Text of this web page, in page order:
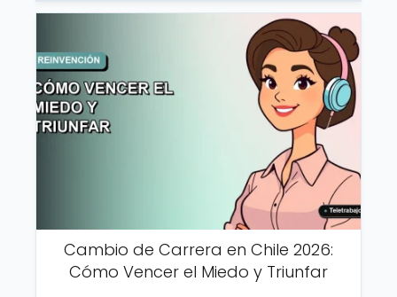
Cambio de Carrera en Chile 2026:
Cómo Vencer el Miedo y Triunfar